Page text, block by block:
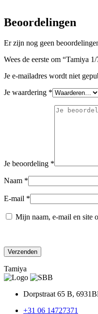
Beoordelingen
Er zijn nog geen
Wees de eerste om “Tamiya
Je e-mailadres wordt niet
Je waardering *
Je beoordeling *
Naam *
E-mail *
Mijn naam, e-mail en site
Tamiya
Dorpstraat 65 B,
+31 06 14727371